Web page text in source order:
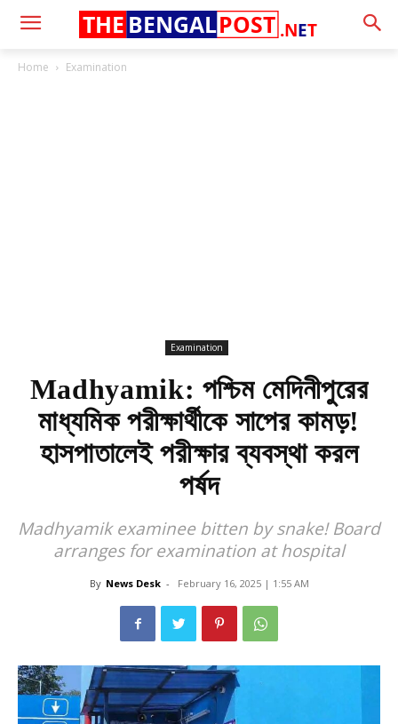
.NET
THE BENGALPOST
Home Examination
Examination
Madhyamik: পশ্চিম মেদিনীপুরের
মাধ্যমিক পরীক্ষার্থীকে সাপের কামড়!
হাসপাতালেই পরীক্ষার ব্যবস্থা করল
পর্ষদ
Madhyamik examinee bitten by snake! Board
arranges for examination at hospital
By News Desk - February 16, 2025 | 1:55 AM